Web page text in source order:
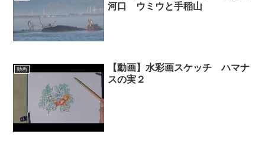
河口 ウミウと手稲山
動画
【動画】水彩画スケッチ ハマナ
スの実２